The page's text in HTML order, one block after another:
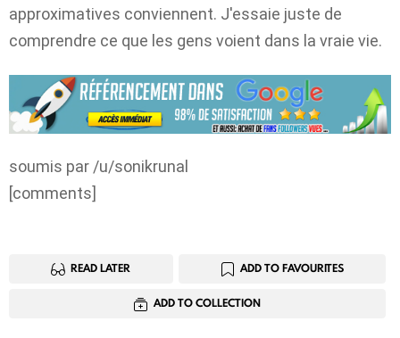
approximatives conviennent. J'essaie juste de
comprendre ce que les gens voient dans la vraie vie.
soumis par /u/sonikrunal
[comments]
READ LATER ADD TO FAVOURITES
ADD TO COLLECTION